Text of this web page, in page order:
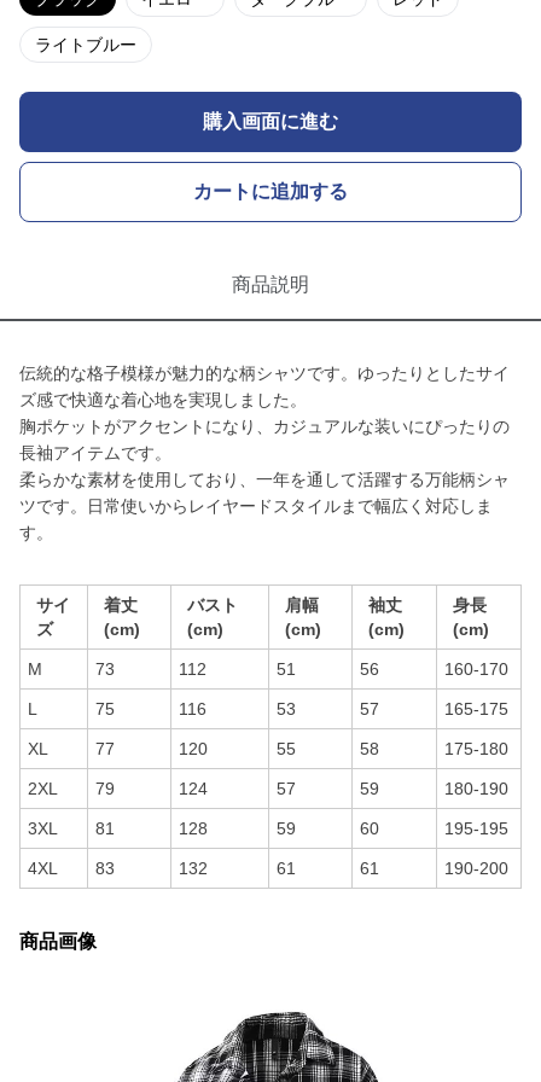
ライトブルー
購入画面に進む
カートに追加する
商品説明
伝統的な格子模様が魅力的な柄シャツです。ゆったりとしたサイ
ズ感で快適な着心地を実現しました。
胸ポケットがアクセントになり、カジュアルな装いにぴったりの
長袖アイテムです。
柔らかな素材を使用しており、一年を通して活躍する万能柄シャ
ツです。日常使いからレイヤードスタイルまで幅広く対応しま
す。
サイ
ズ
着丈
(cm)
バスト
(cm)
肩幅
(cm)
袖丈
(cm)
身長
(cm)
M 73 112 51 56 160-170
L 75 116 53 57 165-175
XL 77 120 55 58 175-180
2XL 79 124 57 59 180-190
3XL 81 128 59 60 195-195
4XL 83 132 61 61 190-200
商品画像